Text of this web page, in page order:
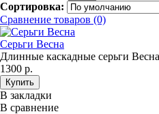
Сортировка:
Сравнение товаров (0)
Серьги Весна
Длинные каскадные серьги
1300 р.
В закладки
В сравнение